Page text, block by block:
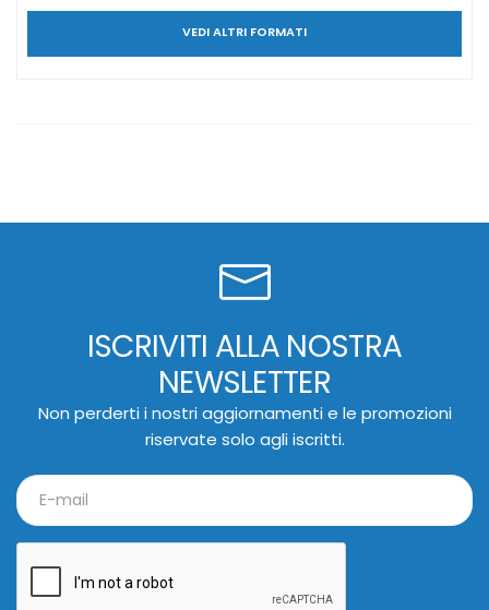
VEDI ALTRI FORMATI
ISCRIVITI ALLA NOSTRA
NEWSLETTER
Non perderti i nostri aggiornamenti e le promozioni
riservate solo agli iscritti.